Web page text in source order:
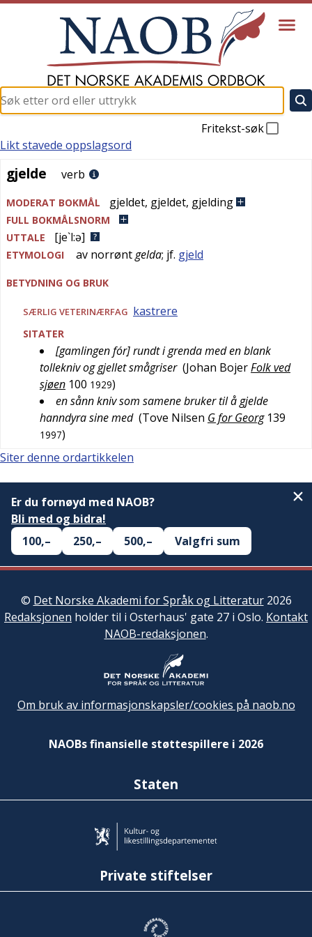
Fritekst-søk
gjelde
Likt stavede oppslagsord
gjelde verb
MODERAT BOKMÅL gjeldet, gjeldet, gjelding
FULL BOKMÅLSNORM
UTTALE
[je`l:ə]
ETYMOLOGI av norrøntgelda; jf. gjeld
BETYDNING OG BRUK
SÆRLIG VETERINÆRFAG kastrere
SITATER
[gamlingen fór] rundt i grenda med en blank
tollekniv og gjellet smågriser (Johan BojerFolk ved
sjøen 100 1929)
en sånn kniv som samene bruker til å gjelde
hanndyra sine med (Tove Nilsen G for Georg 139
1997)
Siter denne ordartikkelen
Er du fornøyd med NAOB?
Bli med og bidra!
100,–
250,– 500,– Valgfri sum
© Det Norske Akademi for Språk og Litteratur2026
Redaksjonen holder til i Osterhaus' gate 27 i Oslo. Kontakt
NAOB-redaksjonen.
Om bruk av informasjonskapsler/cookies på naob.no
NAOBs finansielle støttespillere i 2026
Staten
Private stiftelser